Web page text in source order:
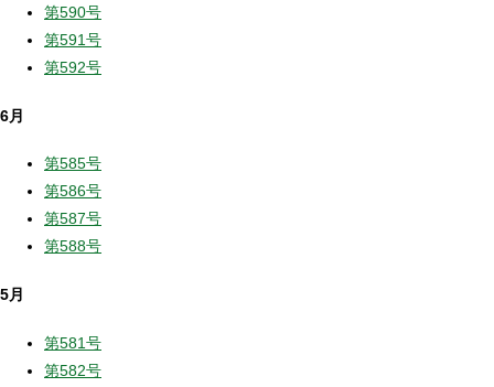
第590号
第591号
第592号
6月
第585号
第586号
第587号
第588号
5月
第581号
第582号